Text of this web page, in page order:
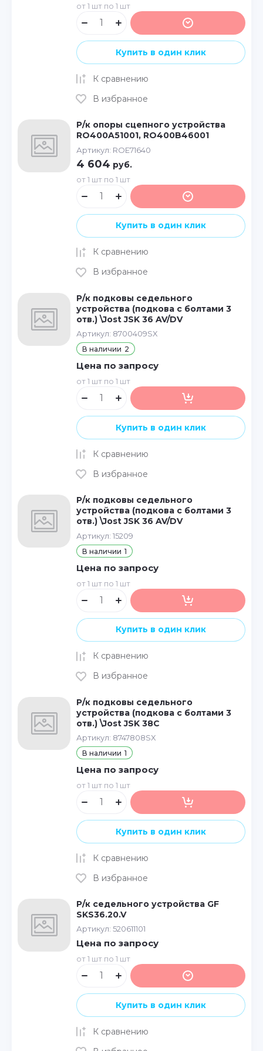
от 1 шт по 1 шт
Купить в один клик
К сравнению
В избранное
Р/к опоры сцепного устройства
RO400A51001, RO400B46001
Артикул: ROE71640
4 604 руб.
от 1 шт по 1 шт
Купить в один клик
К сравнению
В избранное
Р/к подковы седельного
устройства (подкова с болтами 3
отв.) \Jost JSK 36 AV/DV
Артикул: 8700409SX
В наличии 2
Цена по запросу
от 1 шт по 1 шт
Купить в один клик
К сравнению
В избранное
Р/к подковы седельного
устройства (подкова с болтами 3
отв.) \Jost JSK 36 AV/DV
Артикул: 15209
В наличии 1
Цена по запросу
от 1 шт по 1 шт
Купить в один клик
К сравнению
В избранное
Р/к подковы седельного
устройства (подкова с болтами 3
отв.) \Jost JSK 38C
Артикул: 8747808SX
В наличии 1
Цена по запросу
от 1 шт по 1 шт
Купить в один клик
К сравнению
В избранное
Р/к седельного устройства GF
SKS36.20.V
Артикул: 520611101
Цена по запросу
от 1 шт по 1 шт
Купить в один клик
К сравнению